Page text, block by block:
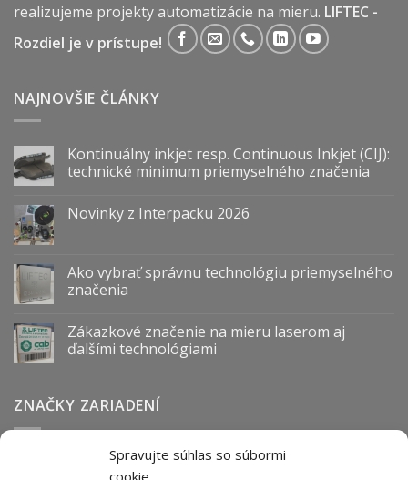
Spravujte súhlas so súbormi
realizujeme projekty automatizácie na mieru. LIFTEC -
Rozdiel je v prístupe!
NAJNOVŠIE ČLÁNKY
Kontinuálny inkjet resp. Continuous Inkjet (CIJ):
technické minimum priemyselného značenia
Novinky z Interpacku 2026
Ako vybrať správnu technológiu priemyselného
značenia
Zákazkové značenie na mieru laserom aj
ďalšími technológiami
ZNAČKY ZARIADENÍ
Anser Arca BOFA cab Carl Valentin